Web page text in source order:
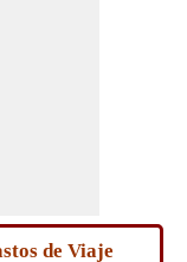
de Viaje